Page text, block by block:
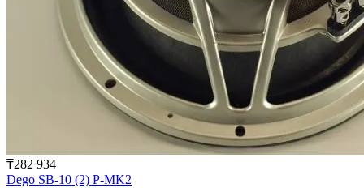
₸282 934
Dego SB-10 (2) P-MK2